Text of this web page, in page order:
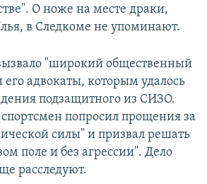
О ноже на месте драки,
в Следкоме не упоминают.
"широкий общественный
его адвокаты, которым удалось
подзащитного из СИЗО.
спортсмен попросил прощения за
силы" и призвал решать
поле и без агрессии". Дело
расследуют.